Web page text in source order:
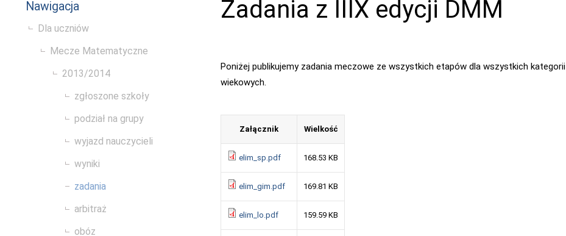
Nawigacja
Dla uczniów
Mecze Matematyczne
2013/2014
zgłoszone szkoły
podział na grupy
wyjazd nauczycieli
wyniki
zadania
arbitraż
obóz
Zadania z IIIX edycji DMM
Poniżej publikujemy zadania meczowe ze wszystkich etapów dla wszystkich kategorii
wiekowych.
Załącznik Wielkość
elim_sp.pdf 168.53 KB
elim_gim.pdf 169.81 KB
elim_lo.pdf 159.59 KB